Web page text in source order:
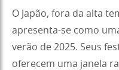
O Japão, fora da alta
apresenta-se como
verão de 2025. Seus
oferecem uma janela